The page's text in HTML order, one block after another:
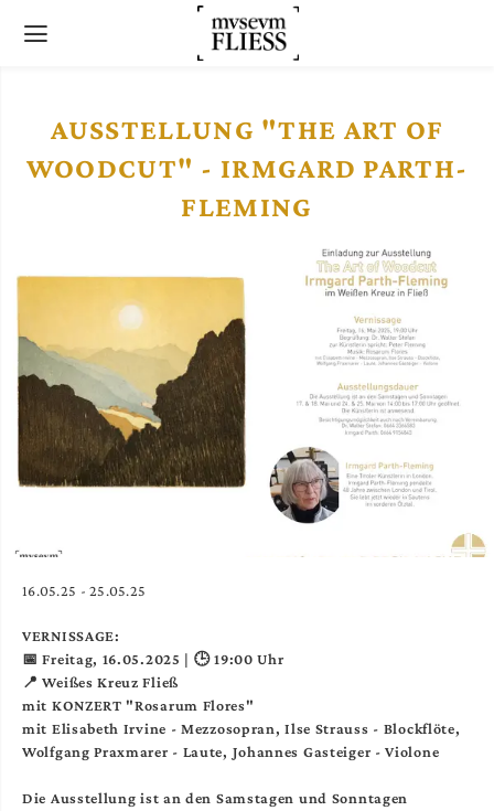
AUSSTELLUNG "THE ART OF
WOODCUT" - IRMGARD PARTH-
FLEMING
16.05.25 - 25.05.25
VERNISSAGE:
📅 Freitag, 16.05.2025 | 🕒 19:00 Uhr
📍 Weißes Kreuz Fließ
mit KONZERT "Rosarum Flores"
mit Elisabeth Irvine - Mezzosopran, Ilse Strauss - Blockflöte,
Wolfgang Praxmarer - Laute, Johannes Gasteiger - Violone
Die Ausstellung ist an den Samstagen und Sonntagen